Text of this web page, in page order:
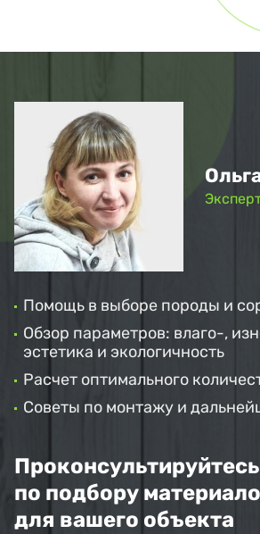
Помощь в выборе породы и
Обзор параметров: влаго-,
эстетика и экологичность
Расчет оптимального
Советы по монтажу и
Проконсультируйтесь
по подбору
для вашего объекта